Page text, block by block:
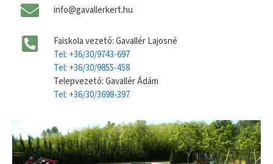
info@gavallerkert.hu
Faiskola vezető: Gavallér Lajosné
Tel: +36/30/9743-697
Tel: +36/30/9855-458
Telepvezető: Gavallér Ádám
Tel: +36/30/3698-397